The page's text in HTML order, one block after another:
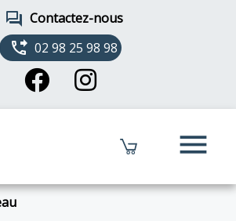
forum Contactez-nous
phone_forwarded 02 98 25 98 98
menu